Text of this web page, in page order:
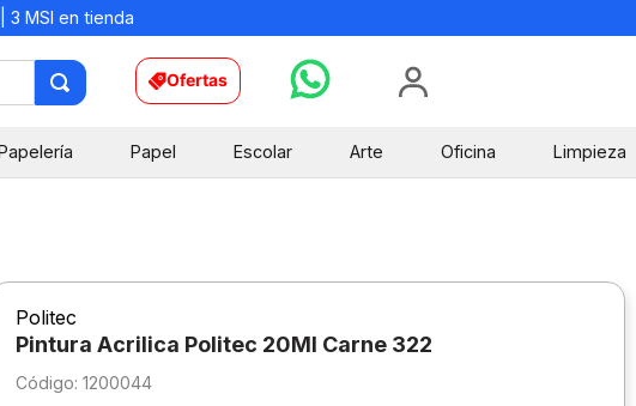
MSI en tienda
Ofertas
Papel Escolar Arte Oficina Limpieza
Politec
Pintura Acrilica Politec 20Ml Carne 322
: 1200044